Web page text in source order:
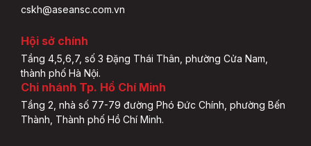
cskh@aseansc.com.vn
Hội sở chính
Tầng 4,5,6,7, số 3 Đặng Thái Thân, phường Cửa Nam,
thành phố Hà Nội.
Chi nhánh Tp. Hồ Chí Minh
Tầng 2, nhà số 77-79 đường Phó Đức Chính, phường Bến
Thành, Thành phố Hồ Chí Minh.